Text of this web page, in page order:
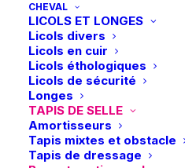
CHEVAL
LICOLS ET LONGES
Licols divers
Licols en cuir
Licols éthologiques
Licols de sécurité
Longes
TAPIS DE SELLE
Amortisseurs
Tapis mixtes et obstacle
Tapis de dressage
Accueil Boutique
Cheval
Eskadron | Bonnet anti-
Platinum 26 – Slate Blue
Eskadron | Bonnet
DynAir Mesh Jewel